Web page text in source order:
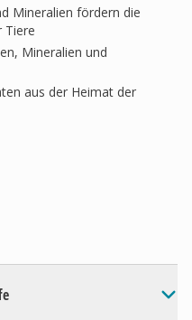
Mineralien fördern die
Tiere
Mineralien und
aus der Heimat der